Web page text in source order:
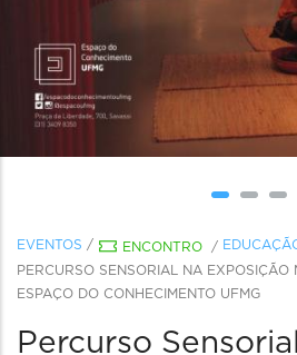
EVENTOS / ENCONTRO /
PERCURSO SENSORIAL NA EXPOSIÇÃO
ESPAÇO DO CONHECIMENTO UFMG
Percurso